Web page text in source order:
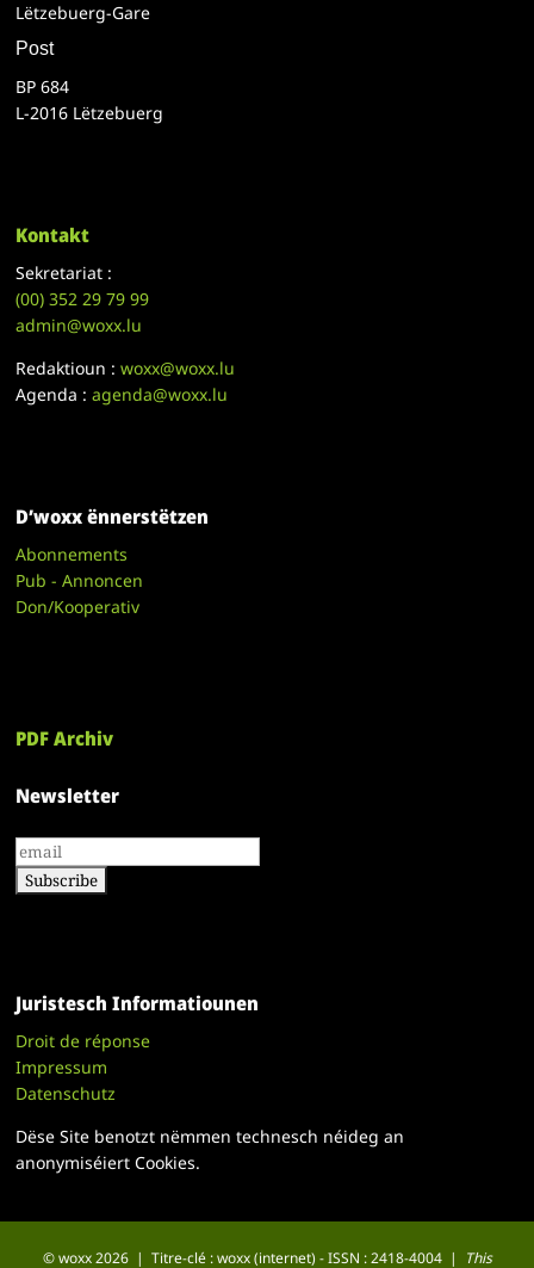
Lëtzebuerg-Gare
Post
BP 684
L-2016 Lëtzebuerg
Kontakt
Sekretariat :
(00)352 29 79 99
admin@woxx.lu
Redaktioun :woxx@woxx.lu
Agenda :agenda@woxx.lu
D’woxx ënnerstëtzen
Abonnements
Pub - Annoncen
Don/Kooperativ
PDF Archiv
Newsletter
Juristesch Informatiounen
Droit de réponse
Impressum
Datenschutz
Dëse Site benotzt nëmmen technesch néideg an
anonymiséiert Cookies.
© woxx 2026 | Titre-clé : woxx (internet) - ISSN : 2418-4004 | This